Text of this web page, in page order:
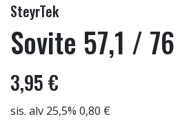
SteyrTek
Sovite 57,1 / 76
3,95 €
sis. alv 25,5% 0,80 €